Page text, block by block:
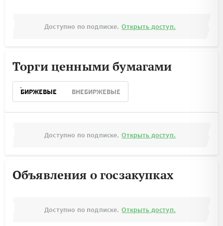
Доступно по подписке. Открыть доступ.
Торги ценными бумагами
БИРЖЕВЫЕ ВНЕБИРЖЕВЫЕ
Доступно по подписке. Открыть доступ.
Объявления о госзакупках
Доступно по подписке. Открыть доступ.